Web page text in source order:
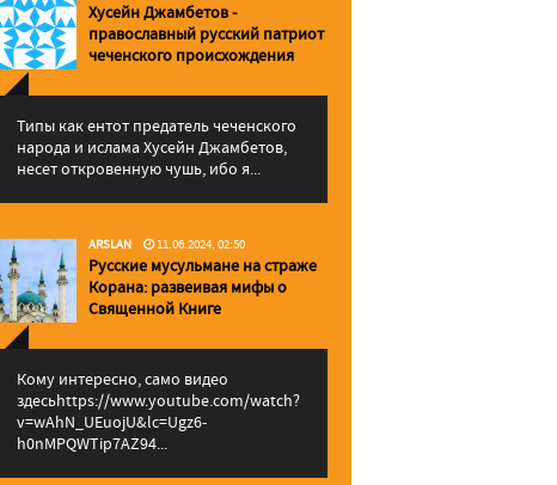
Хусейн Джамбетов -
православный русский патриот
чеченского происхождения
Типы как ентот предатель чеченского
народа и ислама Хусейн Джамбетов,
несет откровенную чушь, ибо я...
ARSLAN 11.06.2024, 02:50
Русские мусульмане на страже
Корана: pазвеивая мифы о
Священной Книге
Кому интересно, само видео
здесьhttps://www.youtube.com/watch?
v=wAhN_UEuojU&lc=Ugz6-
h0nMPQWTip7AZ94...